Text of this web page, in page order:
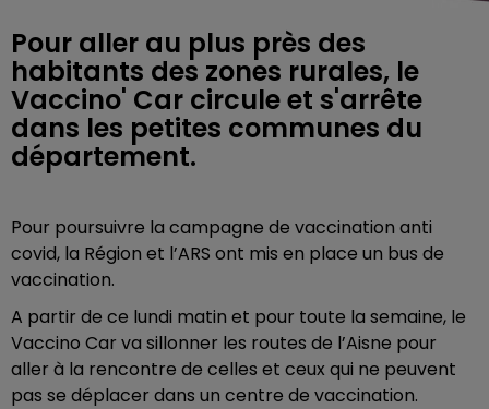
Pour aller au plus près des
habitants des zones rurales, le
Vaccino' Car circule et s'arrête
dans les petites communes du
département.
Pour poursuivre la campagne de vaccination anti
covid, la Région et l’ARS ont mis en place un bus de
vaccination.
A partir de ce lundi matin et pour toute la semaine, le
Vaccino Car va sillonner les routes de l’Aisne pour
aller à la rencontre de celles et ceux qui ne peuvent
pas se déplacer dans un centre de vaccination.